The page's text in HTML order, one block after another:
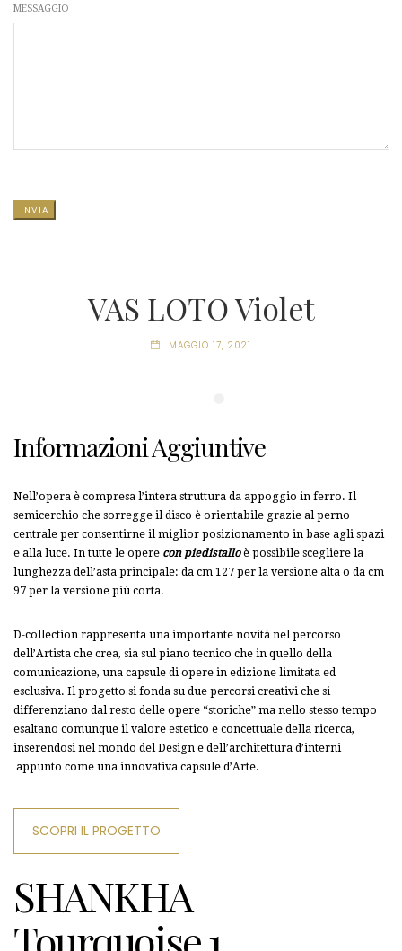
MESSAGGIO
VAS LOTO Violet
MAGGIO 17, 2021
Informazioni Aggiuntive
Nell’opera è compresa l’intera struttura da appoggio in ferro. Il
semicerchio che sorregge il disco è orientabile grazie al perno
centrale per consentirne il miglior posizionamento in base agli spazi
e alla luce. In tutte le opere con piedistalloè possibile scegliere la
lunghezza dell’asta principale: da cm 127 per la versione alta o da cm
97 per la versione più corta.
D-collection rappresenta una importante novità nel percorso
dell’Artista che crea, sia sul piano tecnico che in quello della
comunicazione, una capsule di opere in edizione limitata ed
esclusiva. Il progetto si fonda su due percorsi creativi che si
differenziano dal resto delle opere “storiche” ma nello stesso tempo
esaltano comunque il valore estetico e concettuale della ricerca,
inserendosi nel mondo del Design e dell’architettura d’interni
appunto come una innovativa capsule d’Arte.
SCOPRI IL PROGETTO
SHANKHA